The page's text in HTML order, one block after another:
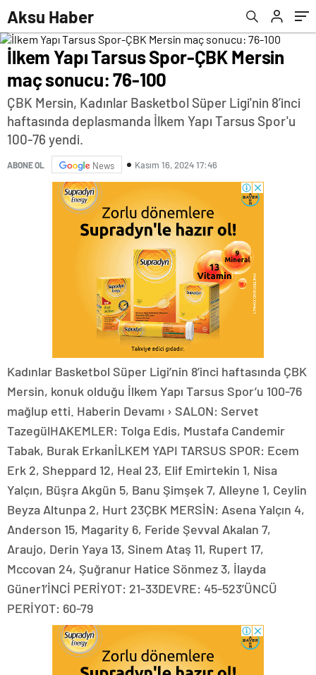
Aksu Haber
İlkem Yapı Tarsus Spor-ÇBK Mersin
maç sonucu: 76-100
ÇBK Mersin, Kadınlar Basketbol Süper Ligi'nin 8’inci
haftasında deplasmanda İlkem Yapı Tarsus Spor'u
100-76 yendi.
ABONE OL News Kasım 16, 2024 17:46
Kadınlar Basketbol Süper Ligi’nin 8’inci haftasında ÇBK
Mersin, konuk olduğu İlkem Yapı Tarsus Spor’u 100-76
mağlup etti. Haberin Devamı › SALON: Servet
TazegülHAKEMLER: Tolga Edis, Mustafa Candemir
Tabak, Burak ErkanİLKEM YAPI TARSUS SPOR: Ecem
Erk 2, Sheppard 12, Heal 23, Elif Emirtekin 1, Nisa
Yalçın, Büşra Akgün 5, Banu Şimşek 7, Alleyne 1, Ceylin
Beyza Altunpa 2, Hurt 23ÇBK MERSİN: Asena Yalçın 4,
Anderson 15, Magarity 6, Feride Şevval Akalan 7,
Araujo, Derin Yaya 13, Sinem Ataş 11, Rupert 17,
Mccovan 24, Şuğranur Hatice Sönmez 3, İlayda
Güner1’İNCİ PERİYOT: 21-33DEVRE: 45-523’ÜNCÜ
PERİYOT: 60-79